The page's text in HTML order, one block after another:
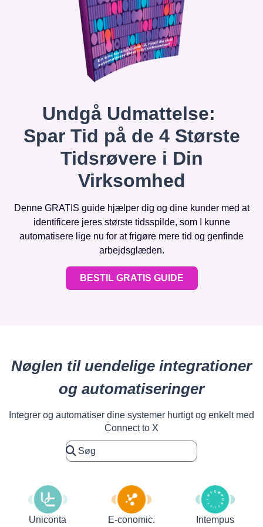
Undgå Udmattelse:
Spar Tid på de 4 Største
Tidsrøvere i Din
Virksomhed
Denne GRATIS guide hjælper dig og dine kunder med at
identificere jeres største tidsspilde, som I kunne
automatisere lige nu for at frigøre mere tid og genfinde
arbejdsglæden.
BESTIL GRATIS GUIDE
Nøglen til uendelige integrationer
og automatiseringer
Integrer og automatiser dine systemer hurtigt og enkelt med
Connect to X
Uniconta E-conomic. Intempus